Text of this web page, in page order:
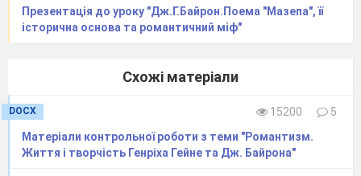
Презентація до уроку "Дж.Г.Байрон.Поема "Мазепа", її
історична основа та романтичний міф"
Схожі матеріали
DOCX 15200
5
Матеріали контрольної роботи з теми "Романтизм.
Життя і творчість Генріха Гейне та Дж. Байрона"